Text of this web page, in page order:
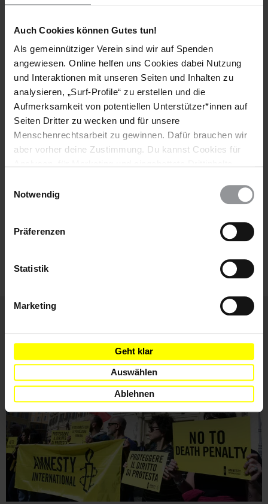
Auch Cookies können Gutes tun!
Als gemeinnütziger Verein sind wir auf Spenden
angewiesen. Online helfen uns Cookies dabei Nutzung
und Interaktionen mit unseren Seiten und Inhalten zu
analysieren, „Surf-Profile“ zu erstellen und die
Aufmerksamkeit von potentiellen Unterstützer*innen auf
Seiten Dritter zu wecken und für unsere
Menschenrechtsarbeit zu gewinnen. Dafür brauchen wir
aber vorher deine Zustimmung. Du kannst Cookies für
wieder ändern. Diesen Banner kannst Du über den Link
Notwendig
Präferenzen
Statistik
Marketing
Geht klar
Auswählen
Ablehnen
Bleib informiert
Header
Text
Abonniere den Amnesty-Newsletter und mach dich
für die Menschenrechte stark!
Vorname
Nachname
gelesen und stimme
Weitere Artikel